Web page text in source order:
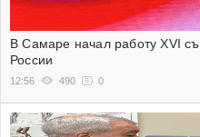
В Самаре начал работу XVI
России
12:56 490 0